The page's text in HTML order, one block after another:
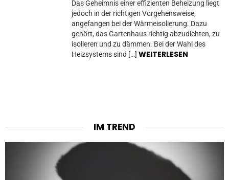
Das Geheimnis einer effizienten Beheizung liegt
jedoch in der richtigen Vorgehensweise,
angefangen bei der Wärmeisolierung. Dazu
gehört, das Gartenhaus richtig abzudichten, zu
isolieren und zu dämmen. Bei der Wahl des
Heizsystems sind […] WEITERLESEN
IM TREND